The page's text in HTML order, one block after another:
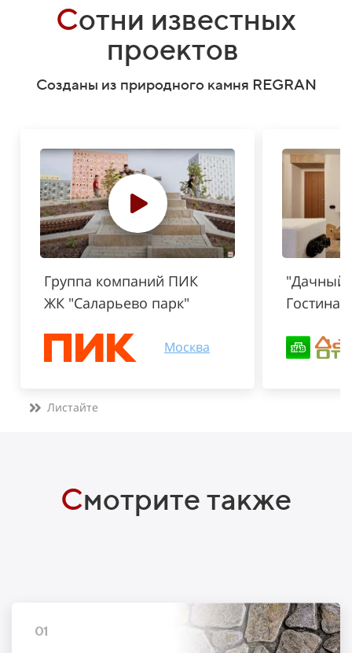
Сотни известных
проектов
Созданы из природного камня REGRAN
Группа компаний ПИК
ЖК "Саларьево парк"
Москва
"Дачный
Гостиная
Листайте
Смотрите также
01